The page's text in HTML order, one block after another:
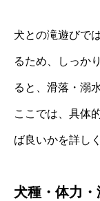
犬との滝遊びで
るため、しっか
ると、滑落・溺
ここでは、具体
ば良いかを詳し
犬種・体力